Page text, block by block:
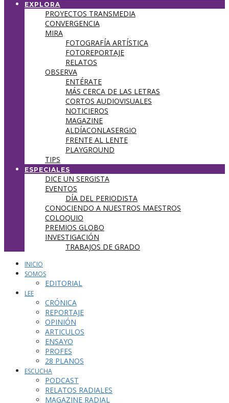
EXPLORA
PROYECTOS TRANSMEDIA
CONVERGENCIA
MIRA
FOTOGRAFÍA ARTÍSTICA
FOTOREPORTAJE
RELATOS
OBSERVA
ENTÉRATE
MÁS CERCA DE LAS LETRAS
CORTOS AUDIOVISUALES
NOTICIEROS
MAGAZINE
ALDÍACONLASERGIO
FRENTE AL LENTE
PLAYGROUND
TIPS
ESPECIALES
DICE UN SERGISTA
EVENTOS
DÍA DEL PERIODISTA
CONOCIENDO A NUESTROS MAESTROS
COLOQUIO
PREMIOS GLOBO
INVESTIGACIÓN
TRABAJOS DE GRADO
INICIO
SOMOS
EDITORIAL
LEE
CRÓNICA
REPORTAJE
OPINIÓN
ARTICULOS
ENSAYO
PROFES
28 PLANOS
ESCUCHA
PODCAST
RELATOS RADIALES
MAGAZINE RADIAL